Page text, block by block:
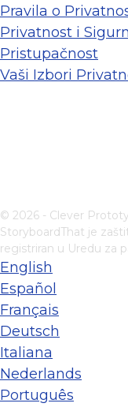
Pravila o
Privatnost i
Pristupačnost
Vaši Izbori
© 2026 - Clever
StoryboardThat je
registriran u Uredu za
English
Español
Français
Deutsch
Italiana
Nederlands
Português